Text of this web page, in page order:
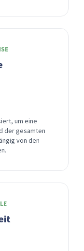
um eine
der gesamten
von den